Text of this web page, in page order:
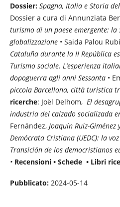
Dossier: Spagna, Italia e Storia
Dossier a cura di Annunziata
turismo di un paese emergente:
globalizzazione• Saida Palou
Cataluña durante la II República
Turismo sociale. L’esperienza
dopoguerra agli anni Sessanta•
piccola Barcellona, città turistica
ricerche: Joël Delhom, El
industria del calzado socializada
Fernández, Joaquín Ruiz-
Demócrata Cristiana (UEDC): la
Transición de los democristianos
• Recensioni • Schede • Libri
Pubblicato: 2024-05-14